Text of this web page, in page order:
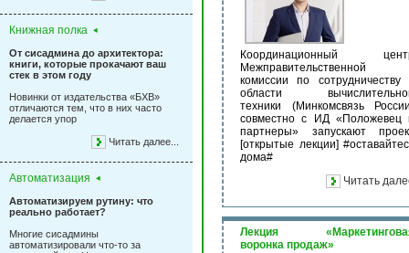
Книжная полка
От сисадмина до архитектора:
книги, которые прокачают ваш
стек в этом году
Новинки от издательства «БХВ»
отличаются тем, что в них часто
делается упор
Читать далее...
Автоматизация
Автоматизируем рутину: что
реально работает?
Многие сисадмины
автоматизировали что-то за
Координационный
Межправительственной
комиссии по сотрудничеству
области
техники (Минкомсвязь
совместно с ИД «Положевец
партнеры» запускают
[открытые лекции]
дома#
Читать
Лекция
воронка продаж»